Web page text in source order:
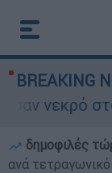
BREAKING
νεκρό στο
δημοφιλές
ανά τετραγωνικό